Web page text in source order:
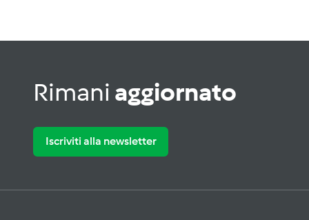
Rimani aggiornato
Iscriviti alla newsletter